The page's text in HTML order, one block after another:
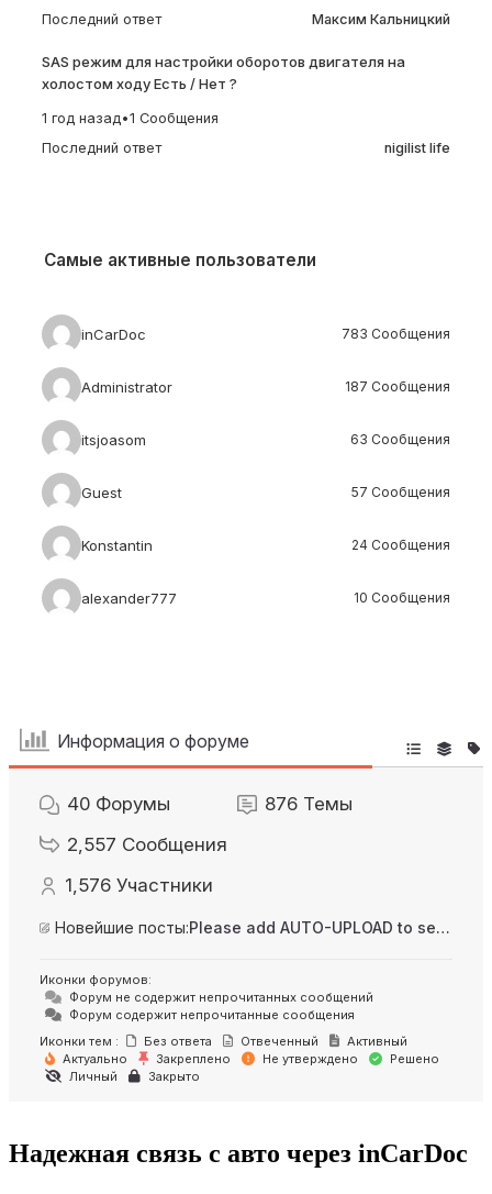
Последний ответ
Максим Кальницкий
SAS режим для настройки оборотов двигателя на
холостом ходу Есть / Нет ?
1 год назад•1 Сообщения
Последний ответ
nigilist life
Самые активные пользователи
inCarDoc 783 Сообщения
Administrator 187 Сообщения
itsjoasom 63 Сообщения
Guest 57 Сообщения
Konstantin 24 Сообщения
alexander777 10 Сообщения
Информация о форуме
40 Форумы 876 Темы
2,557 Сообщения
1,576 Участники
Новейшие посты: Please add AUTO-UPLOAD to server option + 2FA/MFA
Иконки форумов:
Форум не содержит непрочитанных сообщений
Форум содержит непрочитанные сообщения
Иконки тем :
Без ответа Отвеченный
Активный
Актуально
Закреплено Не утверждено
Решено
Личный
Закрыто
Надежная связь с авто через inCarDoc